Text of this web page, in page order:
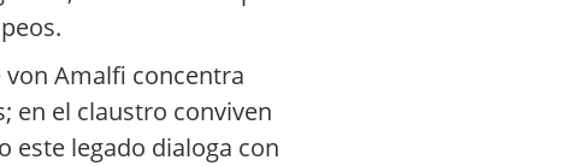
Amalfi concentra
en el claustro conviven
este legado dialoga con